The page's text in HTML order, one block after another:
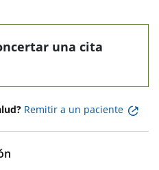
una cita
Remitir a un paciente